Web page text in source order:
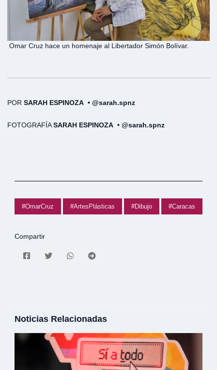
Omar Cruz hace un homenaje al Libertador Simón Bolívar.
POR SARAH ESPINOZA • @sarah.spnz
FOTOGRAFÍASARAH ESPINOZA • @sarah.spnz
#OmarCruz #ArtesPlásticas #Dibujo #Caracas
Compartir
Noticias Relacionadas